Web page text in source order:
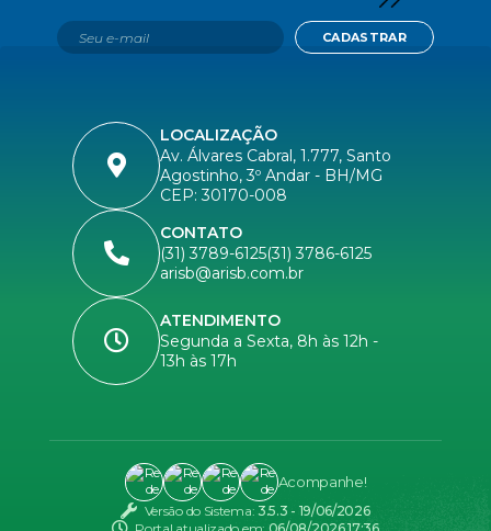
LOCALIZAÇÃO
Av. Álvares Cabral, 1.777, Santo
Agostinho, 3º Andar - BH/MG
CEP: 30170-008
CONTATO
(31) 3789-6125(31) 3786-6125
arisb@arisb.com.br
ATENDIMENTO
Segunda a Sexta, 8h às 12h -
13h às 17h
CADASTRAR
Versão do Sistema: 3.5.3 - 19/06/2026
Acompanhe!